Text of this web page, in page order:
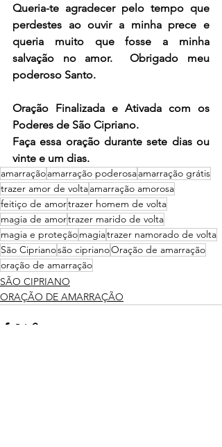
Queria-te agradecer pelo tempo que
perdestes ao ouvir a minha prece e
queria muito que fosse a minha
salvação no amor.  Obrigado meu
poderoso Santo.
Oração Finalizada e Ativada com os
Poderes de São Cipriano.
Faça essa oração durante sete dias ou
vinte e um dias.
amarraçãoamarração poderosaamarração grátis
trazer amor de voltaamarração amorosa
feitiço de amortrazer homem de volta
magia de amortrazer marido de volta
magia e proteçãomagiatrazer namorado de volta
São Ciprianosão ciprianoOração de amarração
oração de amarração
SÃO CIPRIANO
ORAÇÃO DE AMARRAÇÃO